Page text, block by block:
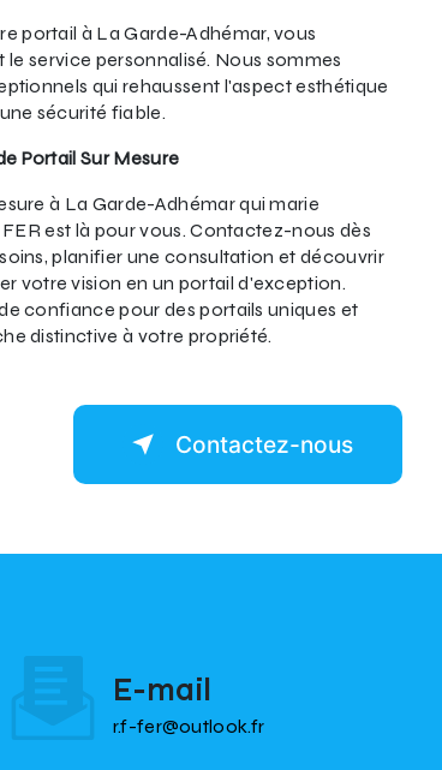
portail à La Garde-Adhémar, vous
service personnalisé. Nous sommes
qui rehaussent l'aspect esthétique
sécurité fiable.
Portail Sur Mesure
à La Garde-Adhémar qui marie
est là pour vous. Contactez-nous dès
planifier une consultation et découvrir
votre vision en un portail d'exception.
confiance pour des portails uniques et
distinctive à votre propriété.
Contactez-nous
E-mail
r.f-fer@outlook.fr